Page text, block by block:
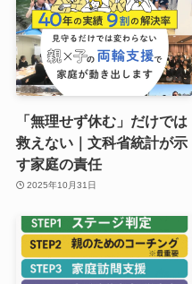
「無理せず休む」だけでは
救えない｜文科省統計が示
す家庭の責任
2025年10月31日